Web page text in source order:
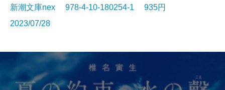
新潮文庫nex 978-4-10-180254-1 935円
2023/07/28